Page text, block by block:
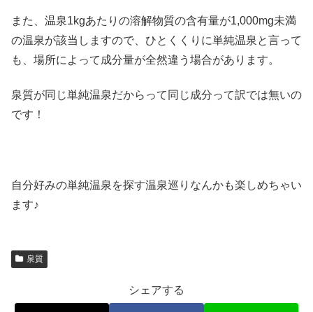
また、温泉1kgあたりの溶解物質の含有量が1,000mg未満
の温泉が該当しますので、ひとくくりに単純温泉と言って
も、場所によって成分量が全然違う場合があります。
泉質が同じ単純温泉だからって同じ成分って訳では無いの
です！
自分好みの単純温泉を探す温泉巡りなんかも楽しめちゃい
ます♪
泉質
シェアする